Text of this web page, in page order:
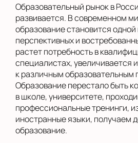
Образовательный рынок в
развивается. В современном
образование становится
перспективных и
растет потребность в
специалистах, увеличивается
к различным образовательным
Образование перестало быть
в школе, университете,
профессиональные тренинги,
иностранные языки, получаем
образование.